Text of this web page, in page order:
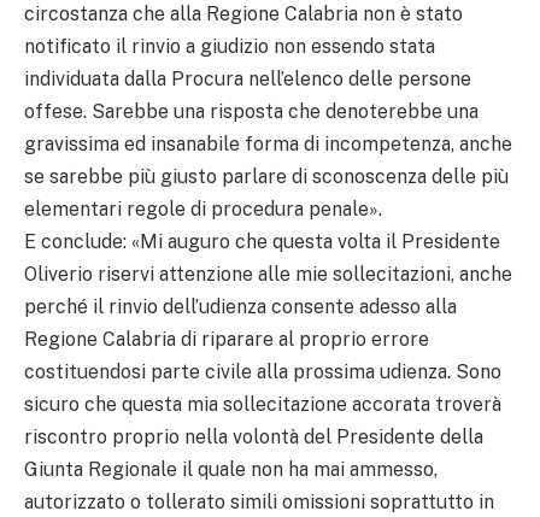
circostanza che alla Regione Calabria non è stato
notificato il rinvio a giudizio non essendo stata
individuata dalla Procura nell’elenco delle persone
offese. Sarebbe una risposta che denoterebbe una
gravissima ed insanabile forma di incompetenza, anche
se sarebbe più giusto parlare di sconoscenza delle più
elementari regole di procedura penale».
E conclude: «Mi auguro che questa volta il Presidente
Oliverio riservi attenzione alle mie sollecitazioni, anche
perché il rinvio dell’udienza consente adesso alla
Regione Calabria di riparare al proprio errore
costituendosi parte civile alla prossima udienza. Sono
sicuro che questa mia sollecitazione accorata troverà
riscontro proprio nella volontà del Presidente della
Giunta Regionale il quale non ha mai ammesso,
autorizzato o tollerato simili omissioni soprattutto in